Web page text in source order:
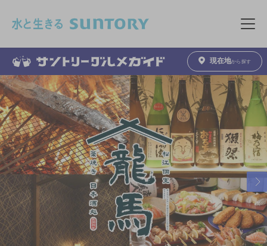
メニュ
現在地から探す